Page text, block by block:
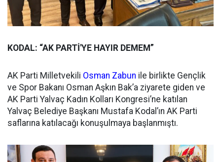
KODAL: “AK PARTİ'YE HAYIR DEMEM”
AK Parti Milletvekili Osman Zabun ile birlikte Gençlik
ve Spor Bakanı Osman Aşkın Bak’a ziyarete giden ve
AK Parti Yalvaç Kadın Kolları Kongresi’ne katılan
Yalvaç Belediye Başkanı Mustafa Kodal’ın AK Parti
saflarına katılacağı konuşulmaya başlanmıştı.